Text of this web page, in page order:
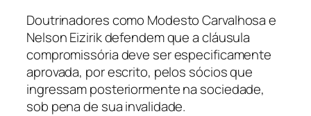
Doutrinadores como Modesto Carvalhosa e
Nelson Eizirik defendem que a cláusula
compromissória deve ser especificamente
aprovada, por escrito, pelos sócios que
ingressam posteriormente na sociedade,
sob pena de sua invalidade.